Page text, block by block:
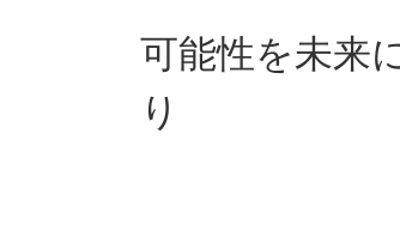
可能性を未来
り 「